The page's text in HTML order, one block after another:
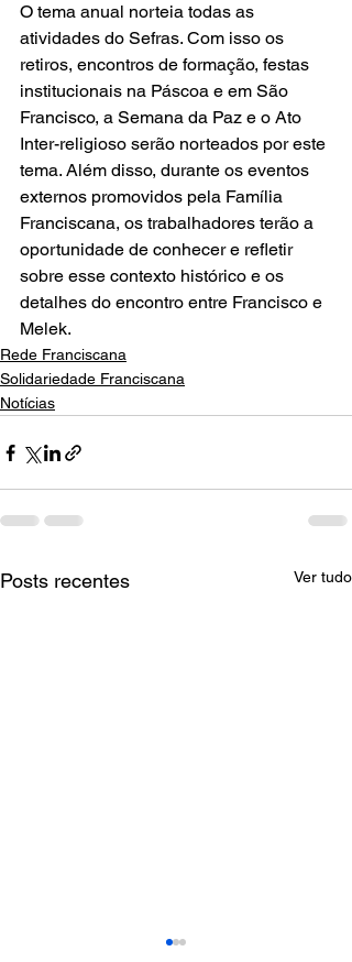
O tema anual norteia todas as
atividades do Sefras. Com isso os
retiros, encontros de formação, festas
institucionais na Páscoa e em São
Francisco, a Semana da Paz e o Ato
Inter-religioso serão norteados por este
tema. Além disso, durante os eventos
externos promovidos pela Família
Franciscana, os trabalhadores terão a
oportunidade de conhecer e refletir
sobre esse contexto histórico e os
detalhes do encontro entre Francisco e
Melek.
Rede Franciscana
Solidariedade Franciscana
Notícias
Posts recentes Ver tudo